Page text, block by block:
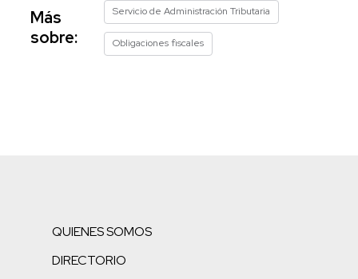
Más
sobre:
Servicio de Administración Tributaria
Obligaciones fiscales
QUIENES SOMOS
DIRECTORIO